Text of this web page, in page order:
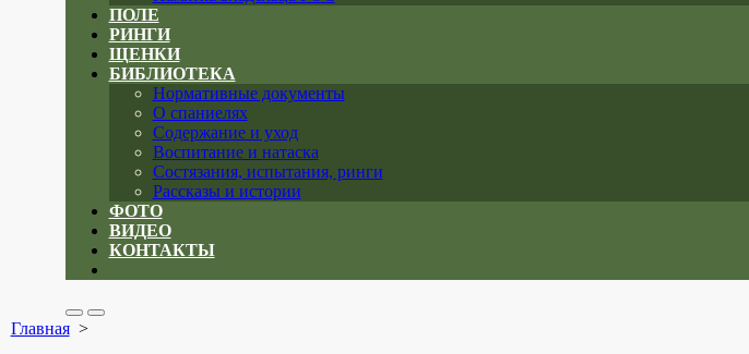
ПОЛЕ
РИНГИ
ЩЕНКИ
БИБЛИОТЕКА
Нормативные документы
О спаниелях
Содержание и уход
Воспитание и натаска
Состязания, испытания, ринги
Рассказы и истории
ФОТО
ВИДЕО
КОНТАКТЫ
menu
Search
Toggle
Меню
Главная>